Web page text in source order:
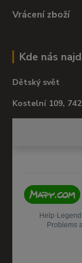
Vrácení zboží
Kde nás
Dětský svět
Kostelní 109,